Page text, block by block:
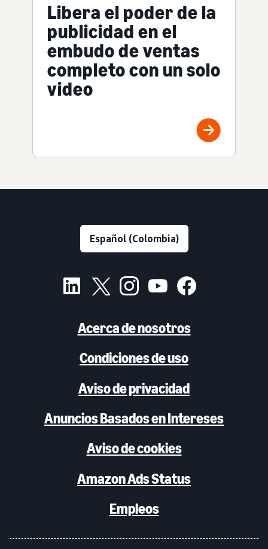
Libera el poder de la
publicidad en el
embudo de ventas
completo con un solo
video
Acerca de nosotros
Condiciones de uso
Aviso de privacidad
Anuncios Basados en Intereses
Aviso de cookies
Amazon Ads Status
Empleos